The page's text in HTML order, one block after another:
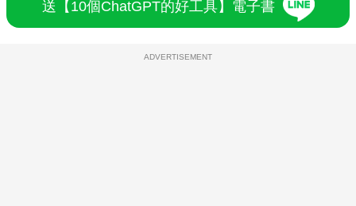
送【10個ChatGPT的好工具】電子書
ADVERTISEMENT